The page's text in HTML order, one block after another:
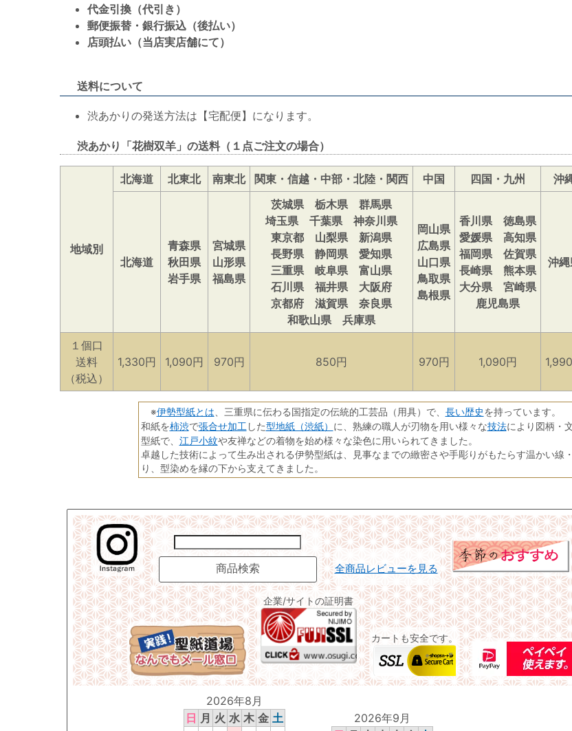
代金引換（代引き）
郵便振替・銀行振込（後払い）
店頭払い（当店実店舗にて）
送料について
渋あかりの発送方法は【宅配便】になります。
渋あかり「花樹双羊」の送料（１点ご注文の場合）
地域別
北海道 北東北 南東北 関東・信越・中部・北陸・関西 中国 四国・九州 沖
北海道
青森県
秋田県
岩手県
宮城県
山形県
福島県
茨城県 栃木県 群馬県
埼玉県 千葉県 神奈川県
東京都 山梨県 新潟県
長野県 静岡県 愛知県
三重県 岐阜県 富山県
石川県 福井県 大阪府
京都府 滋賀県 奈良県
和歌山県 兵庫県
岡山県
広島県
山口県
鳥取県
島根県
香川県 徳島県
愛媛県 高知県
福岡県 佐賀県
長崎県 熊本県
大分県 宮崎県
鹿児島県
沖
１個口
送料
（税込）
1,330円 1,090円 970円 850円 970円 1,090円
※伊勢型紙とは、三重県に伝わる国指定の伝統的工芸品（用具）で、 長い歴史を持っています。
和紙を柿渋で張合せ加工した型地紙（渋紙） に、熟練の職人が刃物を用い様々な技法により図柄・
型紙で、 江戸小紋や友禅などの着物を始め様々な染色に用いられてきました。
卓越した技術によって生み出される伊勢型紙は、見事なまでの緻密さや手彫りがもたらす温かい線
り、型染めを縁の下から支えてきました。
全商品レビューを見る
企業/サイトの証明書
カートも安全です。
2026年8月
日 月 火 水 木 金 土
2026年9月